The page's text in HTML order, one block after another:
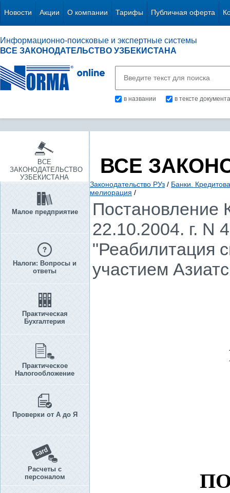
Новости Акции О компании Тарифы Публичная оферта
Информационно-поисковые и экспертные системы
ВСЕ ЗАКОНОДАТЕЛЬСТВО УЗБЕКИСТАНА
в названии в тексте документа
ВСЕ
ЗАКОНОДАТЕЛЬСТВО
УЗБЕКИСТАНА
Малое предприятие
Налоги: Вопросы и
ответы
Практическая
Бухгалтерия
Практическое
Налогообложение
Проверки от А до Я
Расчеты с
персоналом
ВСЕ
Законодательство РУз / Банки.
мелиорация /
Постановление
22.10.2004. г. N
"Реабилитация
участием